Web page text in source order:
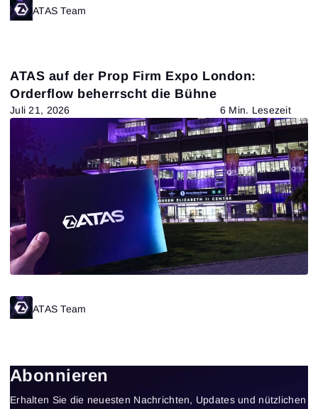
ATAS Team
ATAS auf der Prop Firm Expo London:
Orderflow beherrscht die Bühne
Juli 21, 2026 6 Min. Lesezeit
ATAS Team
Abonnieren
Erhalten Sie die neuesten Nachrichten, Updates und nützlichen